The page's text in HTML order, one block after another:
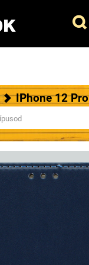
IPhone 12 Pro